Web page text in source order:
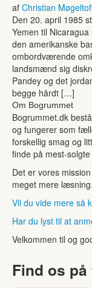
af Christian
Den 20. april 1985
Yemen til
den amerikanske
ombordværende
landsmænd sig
Pandey og det
begge hårdt […]
Om Bogrummet
Bogrummet.dk
og fungerer som
forskellig smag og
finde på mest-
Det er vores
meget mere læsning.
Vil du vide mere så
Har du lyst til at
Velkommen til og
Find os